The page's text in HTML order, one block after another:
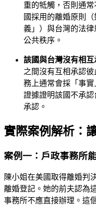
重的牴觸，否則通
國採用的離婚原則
義」）與台灣的法
公共秩序。
該國與台灣沒有相互
之間沒有互相承認
務上通常會採「事
證據證明該國不承
承認。
實際案例解析：
案例一：戶政事務所
陳小姐在美國取得離婚判
離婚登記。她的前夫認為
事務所不應直接辦理。這